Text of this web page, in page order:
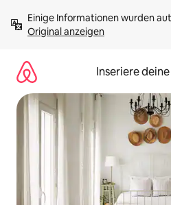
Inhalten
springenOriginal anzeigen
Inseriere